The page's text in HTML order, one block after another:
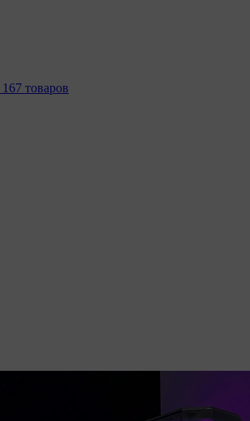
167 товаров